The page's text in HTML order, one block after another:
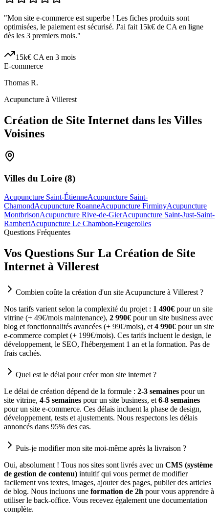
"Mon site e-commerce est superbe ! Les fiches produits sont
optimisées, le paiement est sécurisé. J'ai fait 15k€ de CA en ligne
dès les 3 premiers mois."
15k€ CA en 3 mois
E-commerce
Thomas R.
Acupuncture à Villerest
Création de Site Internet dans les Villes
Voisines
Villes du Loire (8)
Acupuncture Saint-ÉtienneAcupuncture Saint-
ChamondAcupuncture RoanneAcupuncture FirminyAcupuncture
MontbrisonAcupuncture Rive-de-GierAcupuncture Saint-Just-Saint-
RambertAcupuncture Le Chambon-Feugerolles
Questions Fréquentes
Vos Questions Sur La Création de Site
Internet à Villerest
Combien coûte la création d'un site Acupuncture à Villerest ?
Nos tarifs varient selon la complexité du projet : 1 490€ pour un site
vitrine (+ 49€/mois maintenance), 2 990€ pour un site business avec
blog et fonctionnalités avancées (+ 99€/mois), et 4 990€ pour un site
e-commerce complet (+ 199€/mois). Ces tarifs incluent le design, le
développement, le SEO, l'hébergement 1 an et la formation. Pas de
frais cachés.
Quel est le délai pour créer mon site internet ?
Le délai de création dépend de la formule : 2-3 semaines pour un
site vitrine, 4-5 semaines pour un site business, et 6-8 semaines
pour un site e-commerce. Ces délais incluent la phase de design,
développement, tests et ajustements. Nous respectons les délais
annoncés dans 95% des cas.
Puis-je modifier mon site moi-même après la livraison ?
Oui, absolument ! Tous nos sites sont livrés avec un CMS (système
de gestion de contenu) intuitif qui vous permet de modifier
facilement vos textes, images, ajouter des pages, publier des articles
de blog. Nous incluons une formation de 2h pour vous apprendre à
utiliser le back-office. Vous recevez également une documentation
complète.